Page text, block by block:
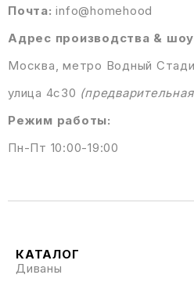
Почта: info@homehood
Адрес производства &
Москва, метро Водный
улица 4с30
Режим работы:
Пн-Пт 10:00-19:00
КАТАЛОГ
Диваны